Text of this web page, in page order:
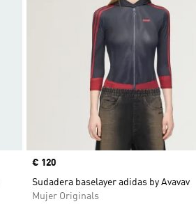
Precio
€ 120
Sudadera baselayer adidas by Avavav
Mujer Originals